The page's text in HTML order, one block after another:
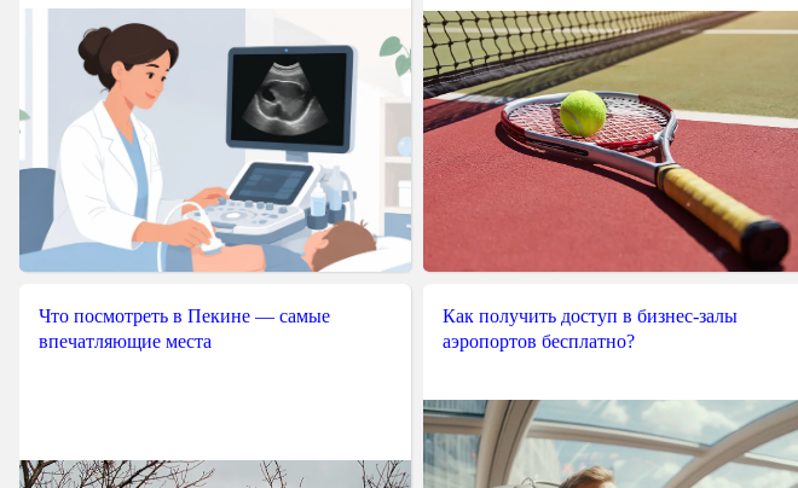
Что посмотреть в Пекине — самые
впечатляющие места
Как получить доступ в бизнес-залы
аэропортов бесплатно?